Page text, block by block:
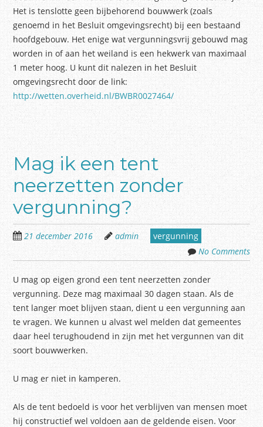
Het is tenslotte geen bijbehorend bouwwerk (zoals
genoemd in het Besluit omgevingsrecht) bij een bestaand
hoofdgebouw. Het enige wat vergunningsvrij gebouwd mag
worden in of aan het weiland is een hekwerk van maximaal
1 meter hoog. U kunt dit nalezen in het Besluit
omgevingsrecht door de link:
http://wetten.overheid.nl/BWBR0027464/
Mag ik een tent
neerzetten zonder
vergunning?
21 december 2016 admin
vergunning
No Comments
U mag op eigen grond een tent neerzetten zonder
vergunning. Deze mag maximaal 30 dagen staan. Als de
tent langer moet blijven staan, dient u een vergunning aan
te vragen. We kunnen u alvast wel melden dat gemeentes
daar heel terughoudend in zijn met het vergunnen van dit
soort bouwwerken.
U mag er niet in kamperen.
Als de tent bedoeld is voor het verblijven van mensen moet
hij constructief wel voldoen aan de geldende eisen. Voor